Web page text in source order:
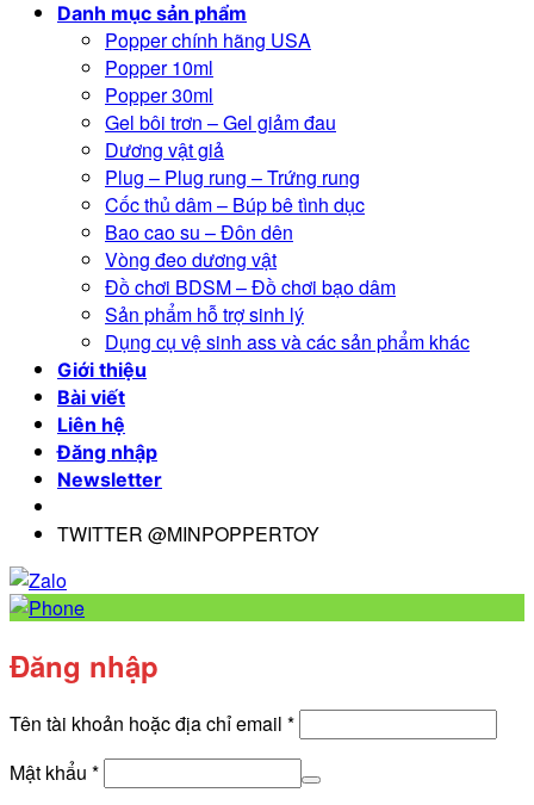
Danh mục sản phẩm
Popper chính hãng USA
Popper 10ml
Popper 30ml
Gel bôi trơn – Gel giảm đau
Dương vật giả
Plug – Plug rung – Trứng rung
Cốc thủ dâm – Búp bê tình dục
Bao cao su – Đôn dên
Vòng đeo dương vật
Đồ chơi BDSM – Đồ chơi bạo dâm
Sản phẩm hỗ trợ sinh lý
Dụng cụ vệ sinh ass và các sản phẩm khác
Giới thiệu
Bài viết
Liên hệ
Đăng nhập
Newsletter
TWITTER @MINPOPPERTOY
Đăng nhập
Tên tài khoản hoặc địa chỉ email *Bắt
Mật khẩu *Bắt